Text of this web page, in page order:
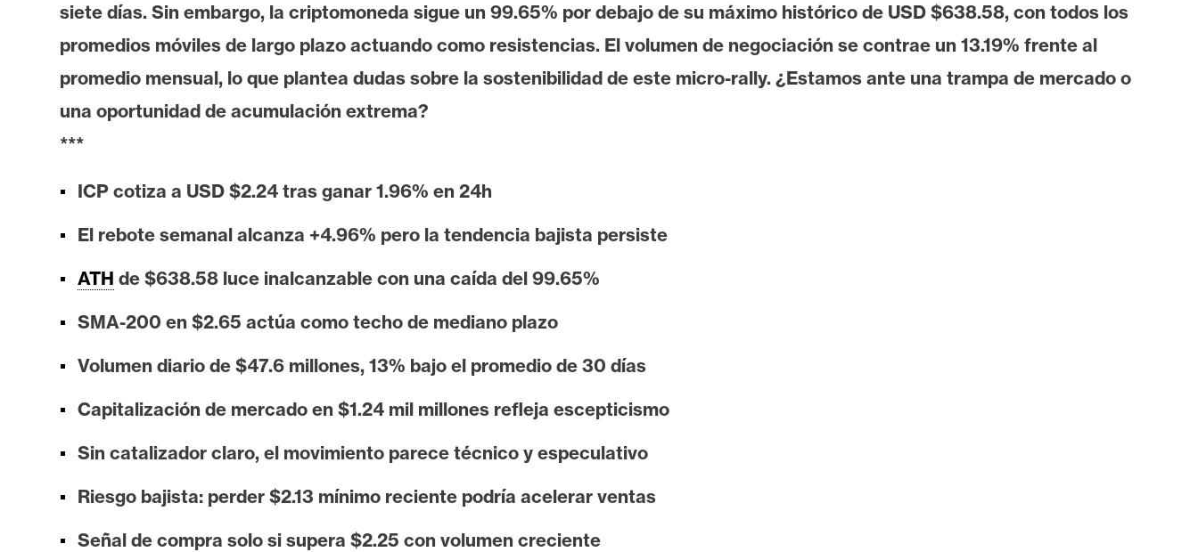
A
n
l
i
s
N
a
d
P
e
a
siete días. Sin embargo, la criptomoneda sigue un 99.65% por debajo de su máximo histórico de USD $638.58, con todos los
promedios móviles de largo plazo actuando como resistencias. El volumen de negociación se contrae un 13.19% frente al
promedio mensual, lo que plantea dudas sobre la sostenibilidad de este micro-rally. ¿Estamos ante una trampa de mercado o
una oportunidad de acumulación extrema?
***
ICP cotiza a USD $2.24 tras ganar 1.96% en 24h
El rebote semanal alcanza +4.96% pero la tendencia bajista persiste
ATH de $638.58 luce inalcanzable con una caída del 99.65%
SMA-200 en $2.65 actúa como techo de mediano plazo
Volumen diario de $47.6 millones, 13% bajo el promedio de 30 días
Capitalización de mercado en $1.24 mil millones refleja escepticismo
Sin catalizador claro, el movimiento parece técnico y especulativo
Riesgo bajista: perder $2.13 mínimo reciente podría acelerar ventas
Señal de compra solo si supera $2.25 con volumen creciente